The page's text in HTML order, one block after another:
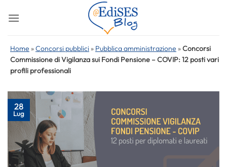
Home »Concorsi pubblici » Pubblica amministrazione »Concorsi
Commissione di Vigilanza sui Fondi Pensione – COVIP: 12 posti vari
profili professionali
28
Lug